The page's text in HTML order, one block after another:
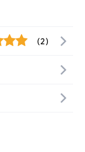
(2)